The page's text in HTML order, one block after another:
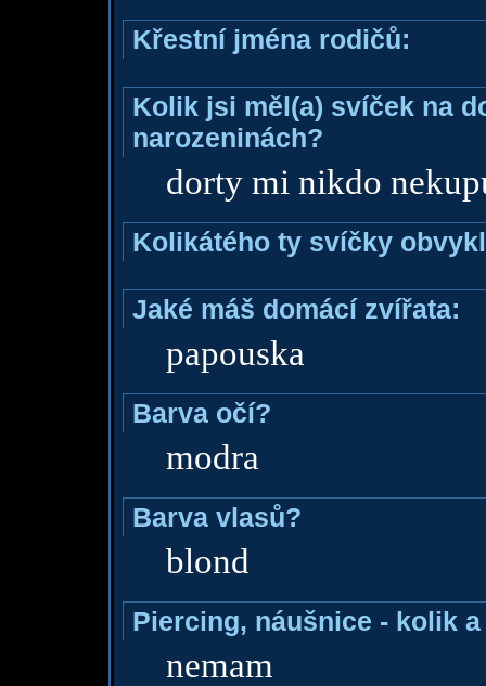
Křestní jména rodičů:
Kolik jsi měl(a) svíček na
narozeninách?
dorty mi nikdo
Kolikátého ty svíčky
Jaké máš domácí zvířata:
papouska
Barva očí?
modra
Barva vlasů?
blond
Piercing, náušnice - kolik
nemam